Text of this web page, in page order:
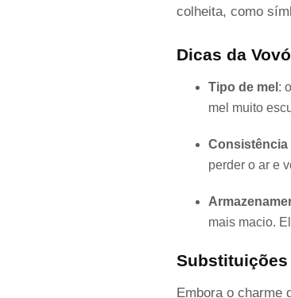
colheita, como
Dicas da Vovó
Tipo de mel :
mel muito
Consistência
perder o ar e
mais macio.
Substituições
Embora o charme